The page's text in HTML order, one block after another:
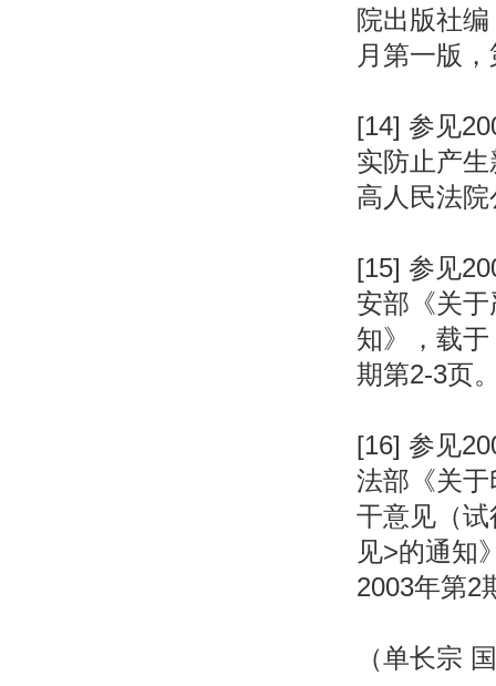
院出版社
月第一版
[14] 参见
实防止产
高人民法
[15] 参见
安部《关
知》，载
期第2-3页
[16] 参见
法部《关于
干意见（
见>的通知
2003年第2
（单长宗